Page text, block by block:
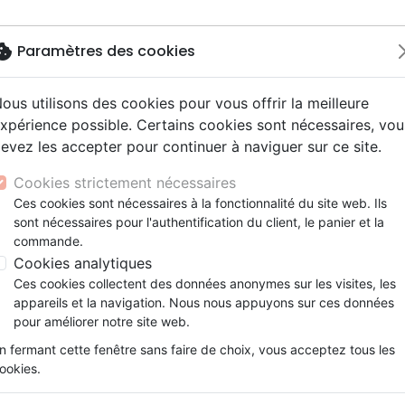
NouveautésBibles
courant
Français fondamental
Bibles d'étude
Nouveaux Testaments
Evangiles
Livres
société, politique
adoration, louange
santé
couple
Israël, Messianique
Evangelisation
Témoignages, biographies
Romans
jeunes
jeunesse
méditations jeunesse
Livres d'activités
CD Jeunesse
Enseignement jeunesse
Jeunesse
vraies, témoignages
reportages
Concerts, spectacles
Accessoires de Bible
et psaume Semeur, couverture fleurie souple
N.T. & PS Semeur, souple
Référence
Description Détails du produit
Pour que la lecture reste un plaisir !
Le texte de la Bible du Semeur dans
Paramètres des cookies
utilisons des cookies pour vous offrir la meilleure
possible. Certains cookies sont nécessaires,
les accepter pour continuer à naviguer sur ce site.
Cookies strictement nécessaires
Ces cookies sont nécessaires à la fonctionnalité du site web. Ils
sont nécessaires pour l'authentification du client, le panier et la
commande.
Cookies analytiques
Ces cookies collectent des données anonymes sur les visites, les
appareils et la navigation. Nous nous appuyons sur ces données
pour améliorer notre site web.
fermant cette fenêtre sans faire de choix, vous acceptez tous les